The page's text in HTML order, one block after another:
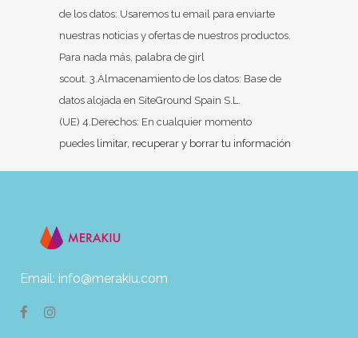
de los datos: Usaremos tu email para enviarte
nuestras noticias y ofertas de nuestros productos.
Para nada más, palabra de girl
scout. 3.Almacenamiento de los datos: Base de
datos alojada en SiteGround Spain S.L.
(UE) 4.Derechos: En cualquier momento
puedes limitar, recuperar y borrar tu información
Email: info@merakiu.com